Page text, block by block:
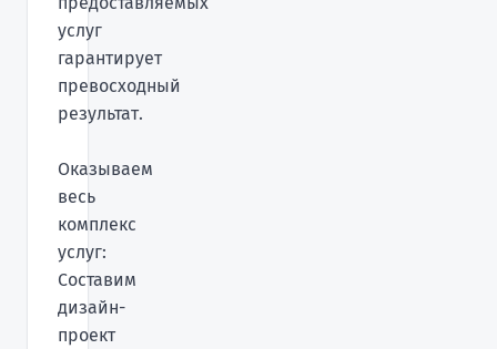
услуг
гарантирует
превосходный
результат.
Оказываем
весь
комплекс
услуг:
Составим
дизайн-
проект